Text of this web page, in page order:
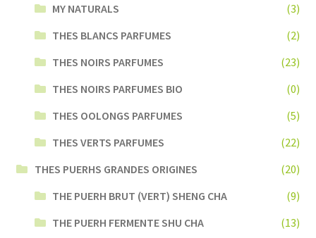
MY NATURALS
(3)
THES BLANCS PARFUMES
(2)
THES NOIRS PARFUMES
(23)
THES NOIRS PARFUMES BIO
(0)
THES OOLONGS PARFUMES
(5)
THES VERTS PARFUMES
(22)
THES PUERHS GRANDES ORIGINES
(20)
THE PUERH BRUT (VERT) SHENG CHA
(9)
THE PUERH FERMENTE SHU CHA
(13)